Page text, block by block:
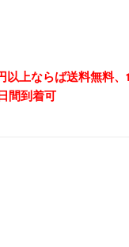
上ならば送料無料、
間到着可